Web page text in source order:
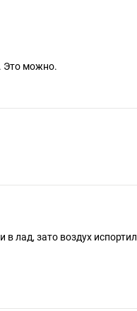
Это можно.
в лад, зато воздух испортил